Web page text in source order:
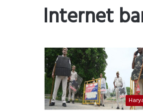
Internet